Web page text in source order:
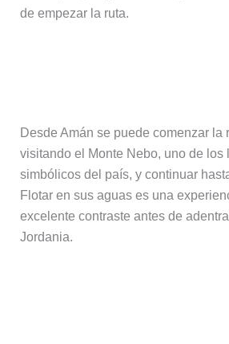
de empezar la ruta.
Desde Amán se puede comenzar la
visitando el Monte Nebo, uno de los
simbólicos del país, y continuar
Flotar en sus aguas es una
excelente contraste antes de
Jordania.